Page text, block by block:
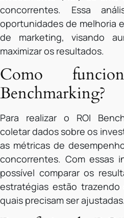
concorrentes. Essa
oportunidades de melhoria
de marketing, visando
maximizar os resultados.
Como
Benchmarking?
Para realizar o ROI
coletar dados sobre os
as métricas de
concorrentes. Com essas
possível comparar os
estratégias estão
quais precisam ser ajustadas.